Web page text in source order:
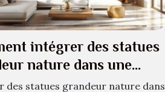
intégrer des statues
nature dans une
moderne ?
des statues grandeur nature dans